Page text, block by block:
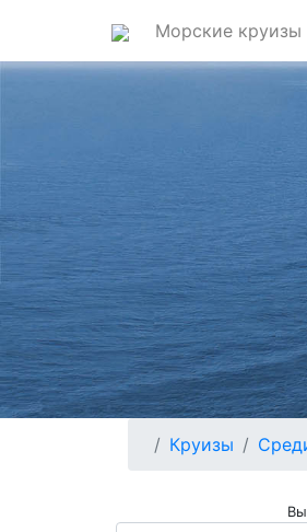
Морские круизы
Круизы